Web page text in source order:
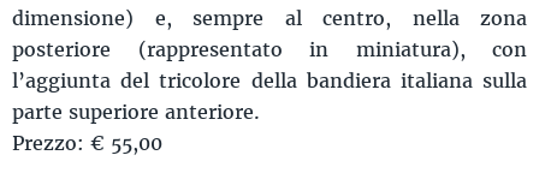
dimensione) e, sempre al centro, nella zona
posteriore (rappresentato in miniatura), con
l’aggiunta del tricolore della bandiera italiana sulla
parte superiore anteriore.
Prezzo: € 55,00